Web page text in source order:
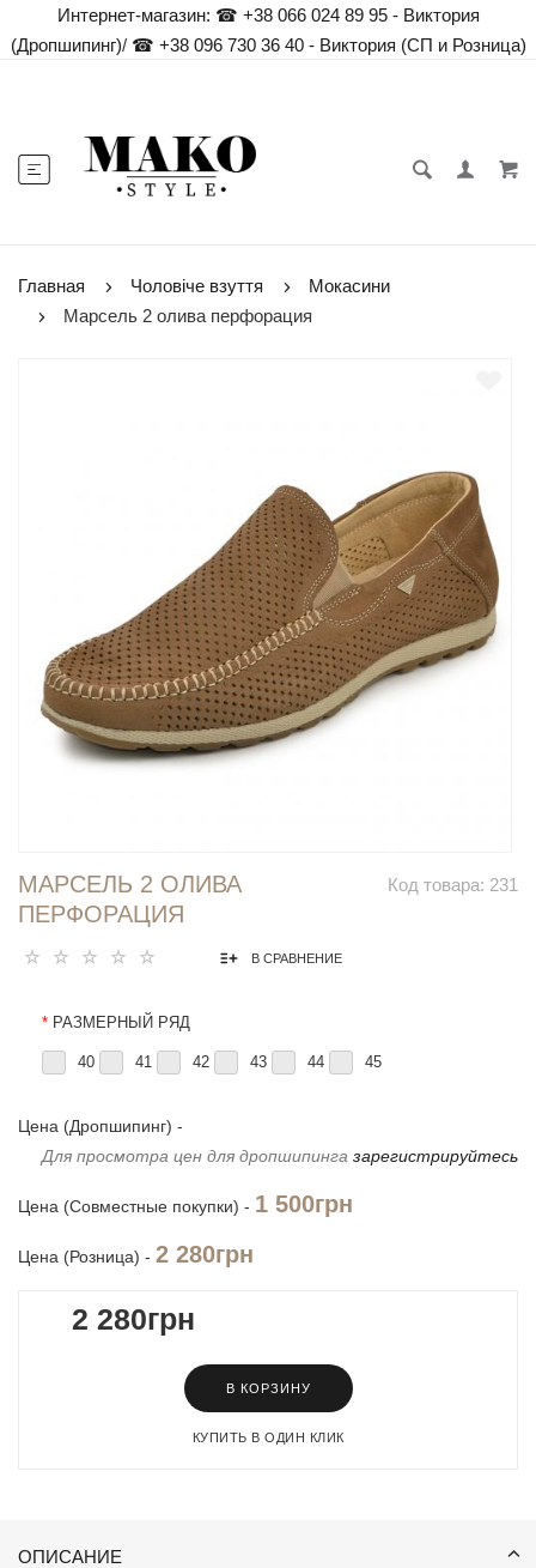
Интернет-магазин: ☎ +38 066 024 89 95 - Виктория
(Дропшипинг)/☎ +38 096 730 36 40 - Виктория (СП и Розница)
Главная Чоловіче взуття
Мокасини
Марсель 2 олива перфорация
Код товара: 231
МАРСЕЛЬ 2 ОЛИВА
ПЕРФОРАЦИЯ
В СРАВНЕНИЕ
* РАЗМЕРНЫЙ РЯД
40 41 42 43 44 45
Цена (Дропшипинг) -
Для просмотра цен для дропшипинга зарегистрируйтесь
Цена (Совместные покупки) - 1 500грн
Цена (Розница) - 2 280грн
2 280грн
В КОРЗИНУ
КУПИТЬ В ОДИН КЛИК
ОПИСАНИЕ